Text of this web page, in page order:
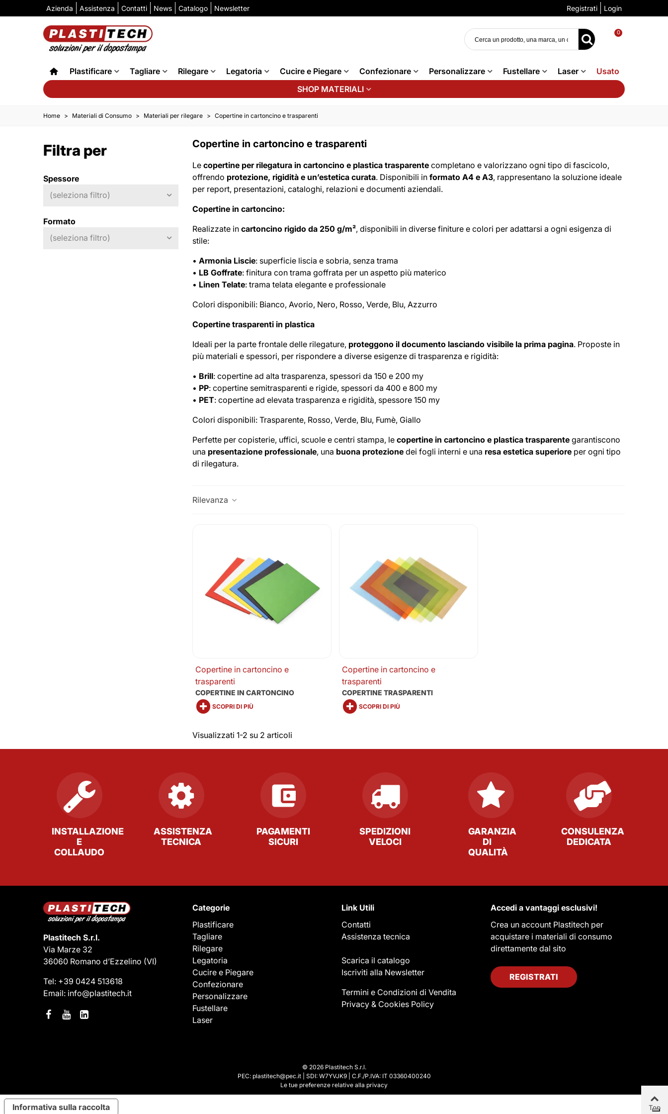
Azienda Assistenza Contatti News Catalogo Newsletter Registrati Login
0
Plastificare Tagliare Rilegare Legatoria Cucire e Piegare Confezionare Personalizzare Fustellare Laser
Usato
SHOP MATERIALI
Home > Materiali di Consumo > Materiali per rilegare > Copertine in cartoncino e trasparenti
Filtra per
Spessore
(seleziona filtro)
Formato
(seleziona filtro)
Copertine in cartoncino e trasparenti
Le copertine per rilegatura in cartoncino e plastica trasparente completano e valorizzano ogni tipo di fascicolo,
offrendo protezione, rigidità e un’estetica curata. Disponibili in formato A4 e A3, rappresentano la soluzione ideale
per report, presentazioni, cataloghi, relazioni e documenti aziendali.
Copertine in cartoncino:
Realizzate in cartoncino rigido da 250 g/m², disponibili in diverse finiture e colori per adattarsi a ogni esigenza di
stile:
• Armonia Liscie: superficie liscia e sobria, senza trama
• LB Goffrate: finitura con trama goffrata per un aspetto più materico
• Linen Telate: trama telata elegante e professionale
Colori disponibili: Bianco, Avorio, Nero, Rosso, Verde, Blu, Azzurro
Copertine trasparenti in plastica
Ideali per la parte frontale delle rilegature, proteggono il documento lasciando visibile la prima pagina. Proposte in
più materiali e spessori, per rispondere a diverse esigenze di trasparenza e rigidità:
• Brill: copertine ad alta trasparenza, spessori da 150 e 200 my
• PP: copertine semitrasparenti e rigide, spessori da 400 e 800 my
• PET: copertine ad elevata trasparenza e rigidità, spessore 150 my
Colori disponibili: Trasparente, Rosso, Verde, Blu, Fumè, Giallo
Perfette per copisterie, uffici, scuole e centri stampa, le copertine in cartoncino e plastica trasparente garantiscono
una presentazione professionale, una buona protezione dei fogli interni e una resa estetica superiore per ogni tipo
di rilegatura.
Rilevanza
Copertine in cartoncino e
trasparenti
COPERTINE IN CARTONCINO
SCOPRI DI PIÙ
Copertine in cartoncino e
trasparenti
COPERTINE TRASPARENTI
SCOPRI DI PIÙ
Visualizzati 1-2 su 2 articoli
INSTALLAZIONE
E
COLLAUDO
ASSISTENZA
TECNICA
PAGAMENTI
SICURI
SPEDIZIONI
VELOCI
GARANZIA
DI
QUALITÀ
CONSULENZA
DEDICATA
Plastitech S.r.l.
Via Marze 32
36060 Romano d’Ezzelino (VI)
Tel: +39 0424 513618
Email: info@plastitech.it
Categorie
Plastificare
Tagliare
Rilegare
Legatoria
Cucire e Piegare
Confezionare
Personalizzare
Fustellare
Laser
Link Utili
Contatti
Assistenza tecnica
Scarica il catalogo
Iscriviti alla Newsletter
Termini e Condizioni di Vendita
Privacy & Cookies Policy
Accedi a vantaggi esclusivi!
Crea un account Plastitech per
acquistare i materiali di consumo
direttamente dal sito
REGISTRATI
© 2026 Plastitech S.r.l.
PEC: plastitech@pec.it | SDI: W7YVJK9 | C.F./P.IVA: IT 03360400240
Le tue preferenze relative alla privacy
Top
Informativa sulla raccolta